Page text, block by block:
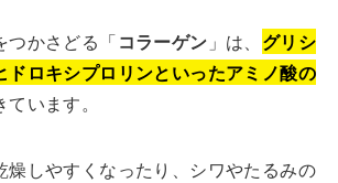
つかさどる「コラーゲン 」は、 グリシ
ドロキシプロリンといったアミノ酸の
います。
燥しやすくなったり、シワやたるみの